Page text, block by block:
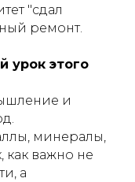
"сдал
ремонт.
урок этого
и
минералы,
как важно не
а